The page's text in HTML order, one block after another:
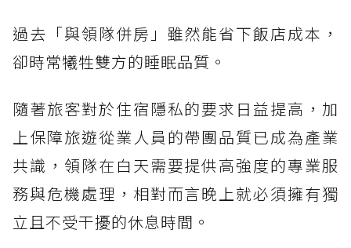
過去「與領隊併房」雖然能省下飯店成本，
卻時常犧牲雙方的睡眠品質。
隨著旅客對於住宿隱私的要求日益提高，加
上保障旅遊從業人員的帶團品質已成為產業
共識，領隊在白天需要提供高強度的專業服
務與危機處理，相對而言晚上就必須擁有獨
立且不受干擾的休息時間。